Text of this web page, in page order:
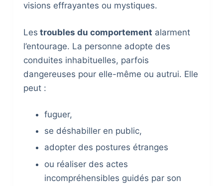
visions effrayantes ou mystiques.
Les troubles du comportement alarment
l’entourage. La personne adopte des
conduites inhabituelles, parfois
dangereuses pour elle-même ou autrui. Elle
peut :
fuguer,
se déshabiller en public,
adopter des postures étranges
ou réaliser des actes
incompréhensibles guidés par son